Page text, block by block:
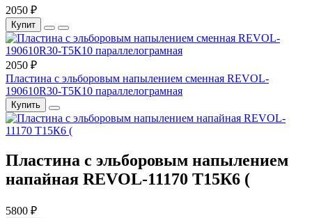
2050 ₽
Купит
2050 ₽
Пластина с эльборовым напылением сменная REVOL-
190610R30-Т5К10 параллелограмная
Купить
Пластина с эльборовым напылением
напайная REVOL-11170 Т15К6 (
5800 ₽